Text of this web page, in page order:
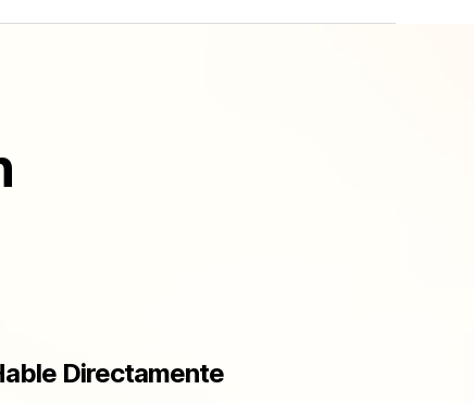
Directamente